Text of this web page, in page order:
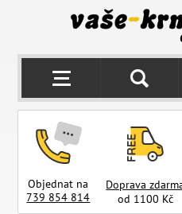
Objednat na
739 854 814
Doprava
od 1100 Kč